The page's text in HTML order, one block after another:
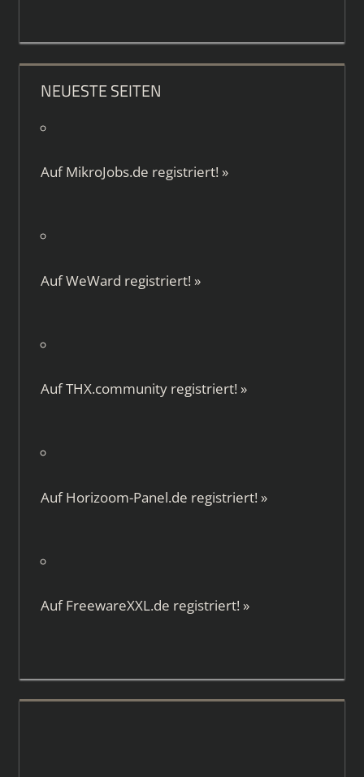
NEUESTE SEITEN
AufMikroJobs.de registriert! »
AufWeWard registriert! »
AufTHX.communityregistriert! »
AufHorizoom-Panel.de registriert! »
AufFreewareXXL.de registriert! »